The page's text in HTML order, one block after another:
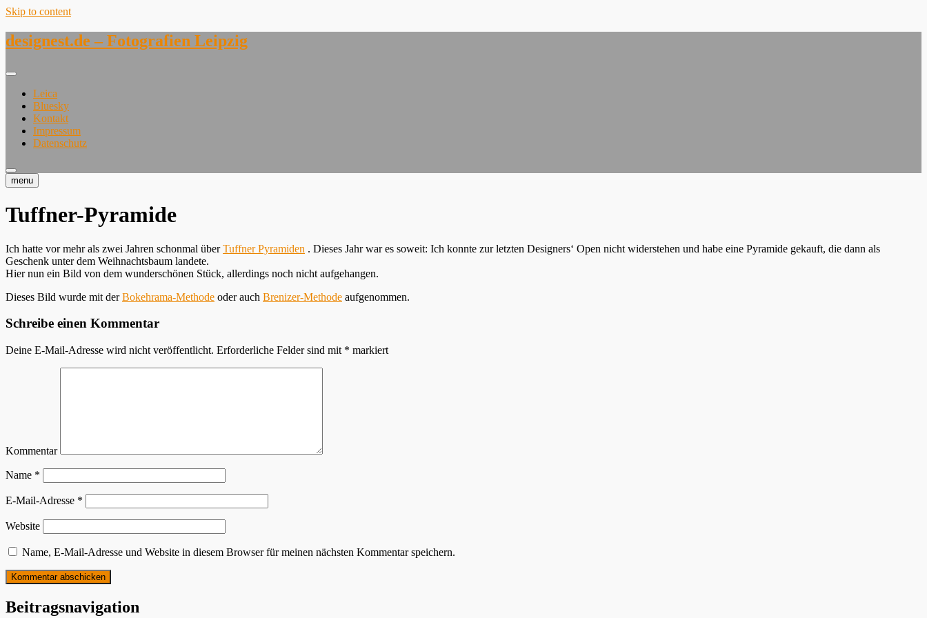
Skip to content
designest.de – Fotografien Leipzig
Leica
Bluesky
Kontakt
Impressum
Datenschutz
menu
Tuffner-Pyramide
Ich hatte vor mehr als zwei Jahren schonmal überTuffner Pyramiden . Dieses Jahr war es soweit: Ich konnte zur letzten Designers‘ Open nicht widerstehen und habe eine Pyramide gekauft, die dann als
Geschenk unter dem Weihnachtsbaum landete.
Hier nun ein Bild von dem wunderschönen Stück, allerdings noch nicht aufgehangen.
Dieses Bild wurde mit derBokehrama-Methode oder auch Brenizer-Methode aufgenommen.
Schreibe einen Kommentar
Deine E-Mail-Adresse wird nicht veröffentlicht. Erforderliche Felder sind mit * markiert
Kommentar
Name *
E-Mail-Adresse *
Website
Name, E-Mail-Adresse und Website in diesem Browser für meinen nächsten Kommentar speichern.
Beitragsnavigation